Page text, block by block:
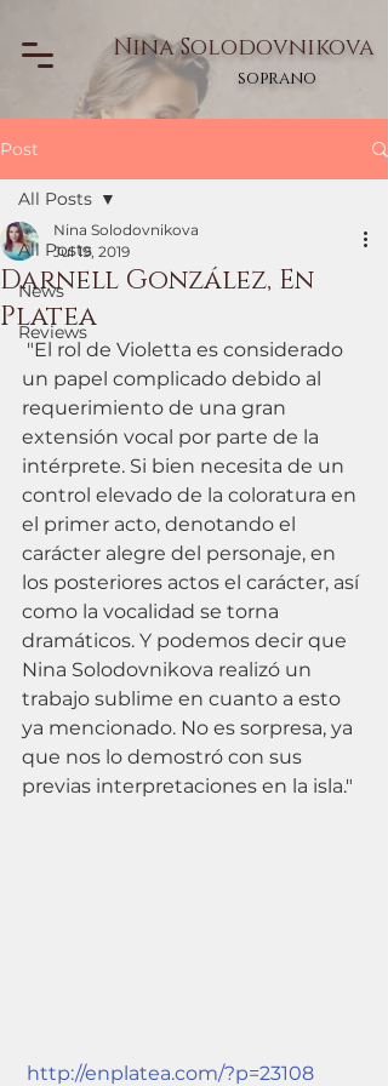
soprano
Nina Solodovnikova
Post
All Posts
News
Reviews
All Posts
Darnell González, En
Platea
Nina Solodovnikova
Jul 19, 2019
un papel complicado debido al
requerimiento de una gran
extensión vocal por parte de la
intérprete. Si bien necesita de un
control elevado de la coloratura en
el primer acto, denotando el
carácter alegre del personaje, en
los posteriores actos el carácter, así
como la vocalidad se torna
dramáticos. Y podemos decir que
Nina Solodovnikova realizó un
trabajo sublime en cuanto a esto
ya mencionado. No es sorpresa, ya
que nos lo demostró con sus
previas interpretaciones en la isla."
http://enplatea.com/?p=23108